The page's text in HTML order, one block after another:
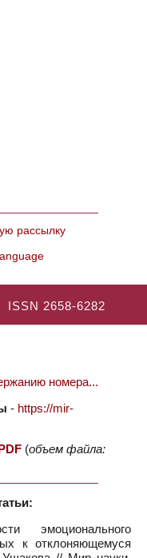
рассылку
ISSN 2658-6282
номера...
- https://mir-
(объем файла:
эмоционального
к отклоняющемуся